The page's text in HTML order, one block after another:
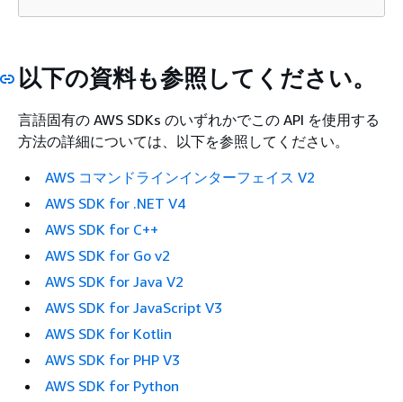
以下の資料も参照してください。
言語固有の AWS SDKs のいずれかでこの API を使用する
方法の詳細については、以下を参照してください。
AWS コマンドラインインターフェイス V2
AWS SDK for .NET V4
AWS SDK for C++
AWS SDK for Go v2
AWS SDK for Java V2
AWS SDK for JavaScript V3
AWS SDK for Kotlin
AWS SDK for PHP V3
AWS SDK for Python